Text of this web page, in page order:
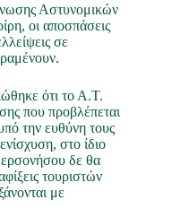
Αστυνομικών
οι αποσπάσεις
σε
ότι το Α.Τ.
που προβλέπεται
την ευθύνη τους
στο ίδιο
δε θα
τουριστών
με